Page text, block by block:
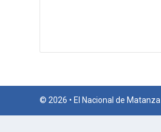
© 2026 • El Nacional de Matanza